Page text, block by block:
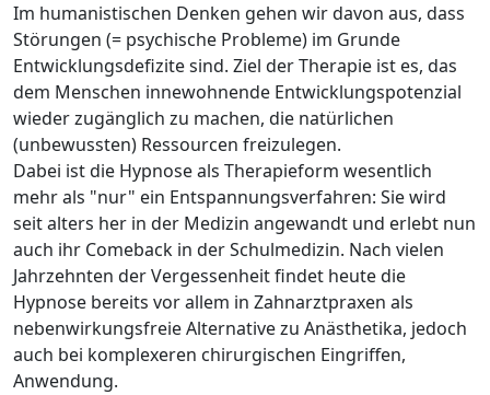
Im humanistischen Denken gehen wir davon aus, dass
Störungen (= psychische Probleme) im Grunde
Entwicklungsdefizite sind. Ziel der Therapie ist es, das
dem Menschen innewohnende Entwicklungspotenzial
wieder zugänglich zu machen, die natürlichen
(unbewussten) Ressourcen freizulegen.
Dabei ist die Hypnose als Therapieform wesentlich
mehr als "nur" ein Entspannungsverfahren: Sie wird
seit alters her in der Medizin angewandt und erlebt nun
auch ihr Comeback in der Schulmedizin. Nach vielen
Jahrzehnten der Vergessenheit findet heute die
Hypnose bereits vor allem in Zahnarztpraxen als
nebenwirkungsfreie Alternative zu Anästhetika, jedoch
auch bei komplexeren chirurgischen Eingriffen,
Anwendung.